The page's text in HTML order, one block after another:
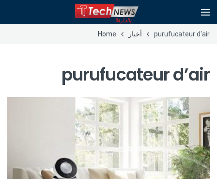
purufucateur d'air أخبار Home
purufucateur d’air